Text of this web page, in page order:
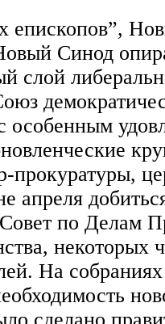
епископов”,
Синод
слой
апреля
по Делам
На